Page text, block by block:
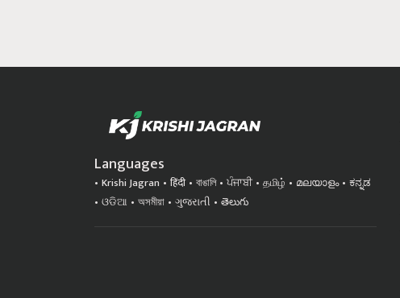
Languages
Krishi Jagran हिंदी বাঙালি ਪੰਜਾਬੀ தமிழ் മലയാളം
ಕನ್ನಡ
ଓଡିଆ
অসমীয়া ગુજરાતી తెలుగు